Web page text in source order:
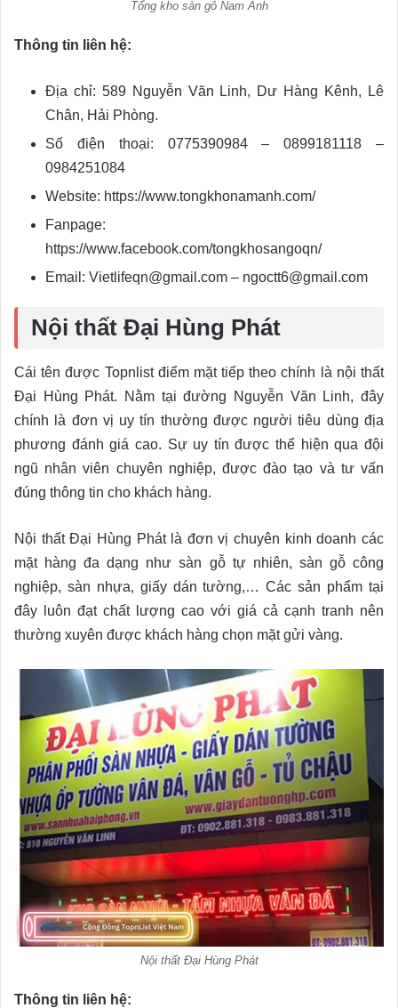
Tổng kho sàn gỗ Nam Anh
Thông tin liên hệ:
Địa chỉ: 589 Nguyễn Văn Linh, Dư Hàng Kênh, Lê
Chân, Hải Phòng.
Số điện thoại: 0775390984 – 0899181118 –
0984251084
Website: https://www.tongkhonamanh.com/
Fanpage:
https://www.facebook.com/tongkhosangoqn/
Email: Vietlifeqn@gmail.com – ngoctt6@gmail.com
Nội thất Đại Hùng Phát
Cái tên được Topnlist điểm mặt tiếp theo chính là nội thất
Đại Hùng Phát. Nằm tại đường Nguyễn Văn Linh, đây
chính là đơn vị uy tín thường được người tiêu dùng địa
phương đánh giá cao. Sự uy tín được thể hiện qua đội
ngũ nhân viên chuyên nghiệp, được đào tạo và tư vấn
đúng thông tin cho khách hàng.
Nội thất Đại Hùng Phát là đơn vị chuyên kinh doanh các
mặt hàng đa dạng như sàn gỗ tự nhiên, sàn gỗ công
nghiệp, sàn nhựa, giấy dán tường,… Các sản phẩm tại
đây luôn đạt chất lượng cao với giá cả cạnh tranh nên
thường xuyên được khách hàng chọn mặt gửi vàng.
Nội thất Đại Hùng Phát
Thông tin liên hệ: